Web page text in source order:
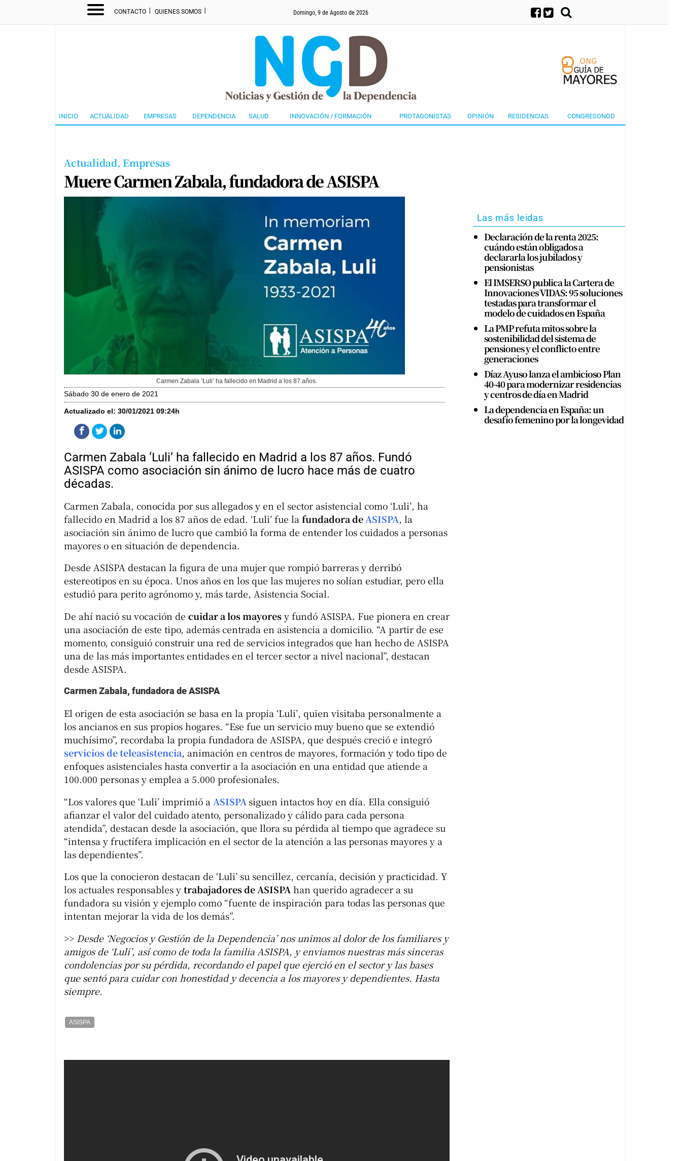
CONTACTO I QUIENES SOMOS I Domingo, 9 de Agosto de 2026
INICIO ACTUALIDAD EMPRESAS DEPENDENCIA SALUD INNOVACIÓN / FORMACIÓN PROTAGONISTAS OPINIÓN RESIDENCIAS CONGRESONGD
Actualidad, Empresas
Muere Carmen Zabala, fundadora de ASISPA
Carmen Zabala ‘Luli’ ha fallecido en Madrid a los 87 años.
sábado 30 de enero de 2021
Actualizado el: 30/01/2021 09:24h
Carmen Zabala ‘Luli’ ha fallecido en Madrid a los 87 años. Fundó
ASISPA como asociación sin ánimo de lucro hace más de cuatro
décadas.
Carmen Zabala, conocida por sus allegados y en el sector asistencial como ‘Luli’, ha
fallecido en Madrid a los 87 años de edad. ‘Luli’ fue la fundadora de ASISPA, la
asociación sin ánimo de lucro que cambió la forma de entender los cuidados a personas
mayores o en situación de dependencia.
Desde ASISPA destacan la figura de una mujer que rompió barreras y derribó
estereotipos en su época. Unos años en los que las mujeres no solían estudiar, pero ella
estudió para perito agrónomo y, más tarde, Asistencia Social.
De ahí nació su vocación de cuidar a los mayoresy fundó ASISPA. Fue pionera en crear
una asociación de este tipo, además centrada en asistencia a domicilio. “A partir de ese
momento, consiguió construir una red de servicios integrados que han hecho de ASISPA
una de las más importantes entidades en el tercer sector a nivel nacional”, destacan
desde ASISPA.
Carmen Zabala, fundadora de ASISPA
El origen de esta asociación se basa en la propia ‘Luli’, quien visitaba personalmente a
los ancianos en sus propios hogares. “Ese fue un servicio muy bueno que se extendió
muchísimo”, recordaba la propia fundadora de ASISPA, que después creció e integró
servicios de teleasistencia, animación en centros de mayores, formación y todo tipo de
enfoques asistenciales hasta convertir a la asociación en una entidad que atiende a
100.000 personas y emplea a 5.000 profesionales.
“Los valores que ‘Luli’ imprimió a ASISPA siguen intactos hoy en día. Ella consiguió
afianzar el valor del cuidado atento, personalizado y cálido para cada persona
atendida”, destacan desde la asociación, que llora su pérdida al tiempo que agradece su
“intensa y fructífera implicación en el sector de la atención a las personas mayores y a
las dependientes”.
Los que la conocieron destacan de ‘Luli’ su sencillez, cercanía, decisión y practicidad. Y
los actuales responsables y trabajadores de ASISPAhan querido agradecer a su
fundadora su visión y ejemplo como “fuente de inspiración para todas las personas que
intentan mejorar la vida de los demás”.
>> Desde ‘Negocios y Gestión de la Dependencia’ nos unimos al dolor de los familiares y
amigos de ‘Luli’, así como de toda la familia ASISPA, y enviamos nuestras más sinceras
condolencias por su pérdida, recordando el papel que ejerció en el sector y las bases
que sentó para cuidar con honestidad y decencia a los mayores y dependientes. Hasta
siempre.
ASISPA
Las más leidas
Declaración de la renta 2025:
cuándo están obligados a
declararla los jubilados y
pensionistas
El IMSERSO publica la Cartera de
Innovaciones VIDAS: 95 soluciones
testadas para transformar el
modelo de cuidados en España
La PMP refuta mitos sobre la
sostenibilidad del sistema de
pensiones y el conflicto entre
generaciones
Díaz Ayuso lanza el ambicioso Plan
40-40 para modernizar residencias
y centros de día en Madrid
La dependencia en España: un
desafío femenino por la longevidad